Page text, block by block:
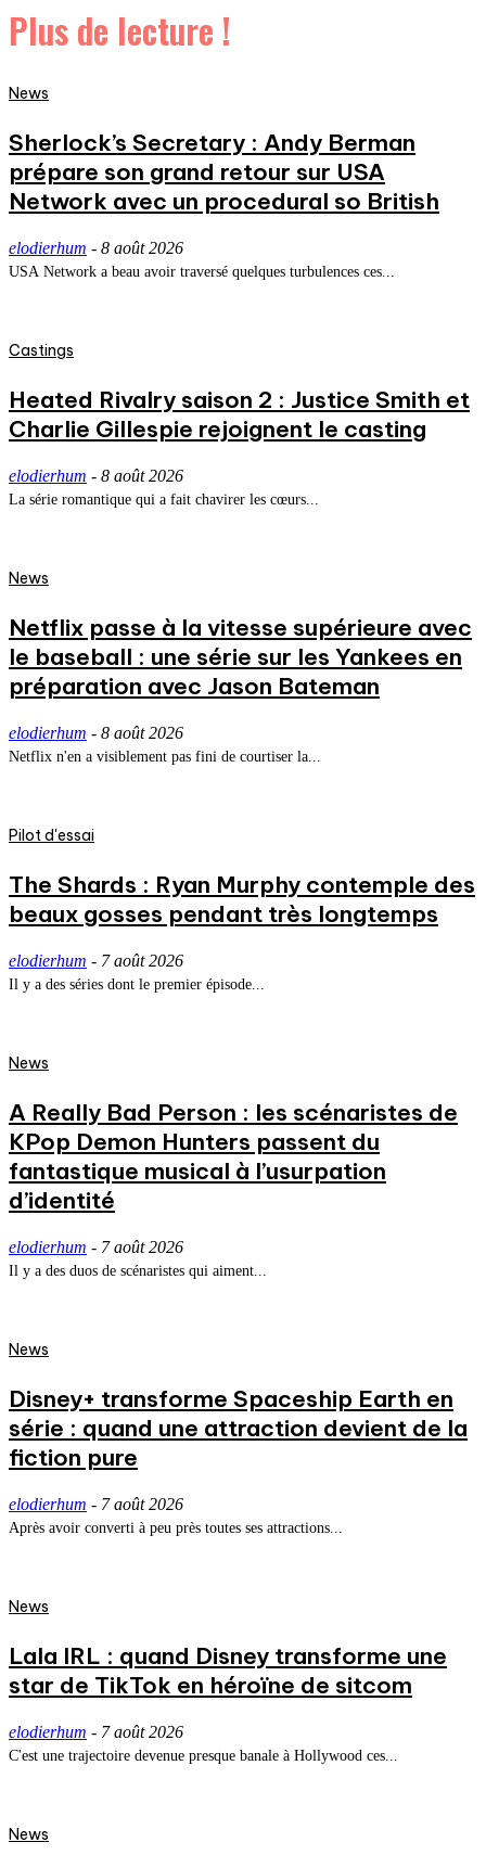
Plus de lecture !
News
Sherlock’s Secretary : Andy Berman
prépare son grand retour sur USA
Network avec un procedural so British
elodierhum - 8 août 2026
USA Network a beau avoir traversé quelques turbulences ces...
Castings
Heated Rivalry saison 2 : Justice Smith et
Charlie Gillespie rejoignent le casting
elodierhum - 8 août 2026
La série romantique qui a fait chavirer les cœurs...
News
Netflix passe à la vitesse supérieure avec
le baseball : une série sur les Yankees en
préparation avec Jason Bateman
elodierhum - 8 août 2026
Netflix n'en a visiblement pas fini de courtiser la...
Pilot d'essai
The Shards : Ryan Murphy contemple des
beaux gosses pendant très longtemps
elodierhum - 7 août 2026
Il y a des séries dont le premier épisode...
News
A Really Bad Person : les scénaristes de
KPop Demon Hunters passent du
fantastique musical à l’usurpation
d’identité
elodierhum - 7 août 2026
Il y a des duos de scénaristes qui aiment...
News
Disney+ transforme Spaceship Earth en
série : quand une attraction devient de la
fiction pure
elodierhum - 7 août 2026
Après avoir converti à peu près toutes ses attractions...
News
Lala IRL : quand Disney transforme une
star de TikTok en héroïne de sitcom
elodierhum - 7 août 2026
C'est une trajectoire devenue presque banale à Hollywood ces...
News